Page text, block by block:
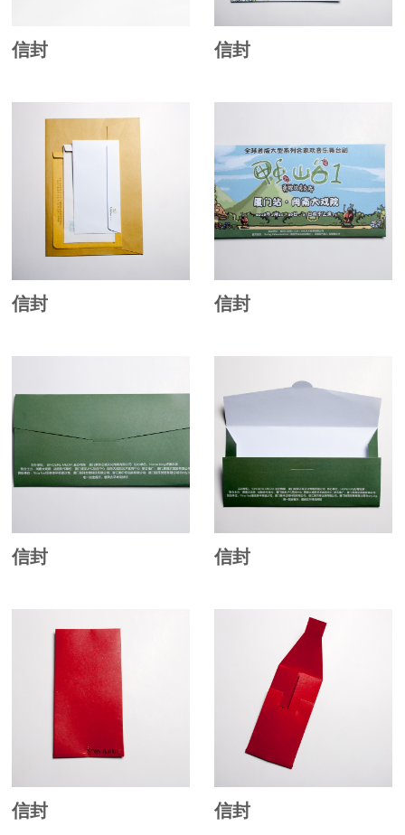
信封 信封
信封 信封
信封 信封
信封 信封